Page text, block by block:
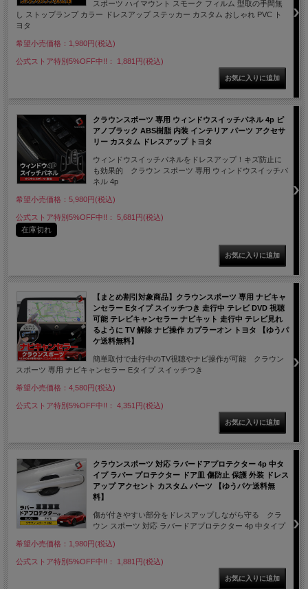
スポーツ ハイマウント スモーク フィルム 型取の手間無
し ストップランプ カラー ドレスアップ ステッカー カスタム おしゃれ PVC ト
ヨタ
希望小売価格：1,980円(税込)
公式ストア特別5%OFF中!!： 1,881円(税込)
クラウンスポーツ 専用 ウィンドウスイッチパネル 4p ピ
アノブラック ABS樹脂 内装 インテリア パーツ アクセサ
リー カスタム ドレスアップ トヨタ
ウィンドウスイッチパネルをドレスアップ！キズ防止に
も効果的 クラウン スポーツ 専用 ウィンドウスイッチパ
ネル 4p
希望小売価格：5,980円(税込)
公式ストア特別5%OFF中!!： 5,681円(税込)
在庫切れ
【まとめ割引対象商品】クラウンスポーツ 専用 ナビキャ
ンセラー Eタイプ スイッチつき 走行中 テレビ DVD 視聴
可能 テレビキャンセラー ナビキット 走行中 テレビ見れ
るように TV 解除 ナビ操作 カプラーオン トヨタ 【ゆうパ
ケ送料無料】
簡単取付で走行中のTV視聴やナビ操作が可能 クラウン
スポーツ 専用 ナビキャンセラー Eタイプ スイッチつき
希望小売価格：4,580円(税込)
公式ストア特別5%OFF中!!： 4,351円(税込)
クラウンスポーツ 対応 ラバードアプロテクター 4p 中タ
イプ ラバー プロテクター ドア皿 傷防止 保護 外装 ドレス
アップ アクセント カスタム パーツ 【ゆうパケ送料無
料】
傷が付きやすい部分をドレスアップしながら守る クラ
ウン スポーツ 対応 ラバードアプロテクター 4p 中タイプ
希望小売価格：1,980円(税込)
公式ストア特別5%OFF中!!： 1,881円(税込)